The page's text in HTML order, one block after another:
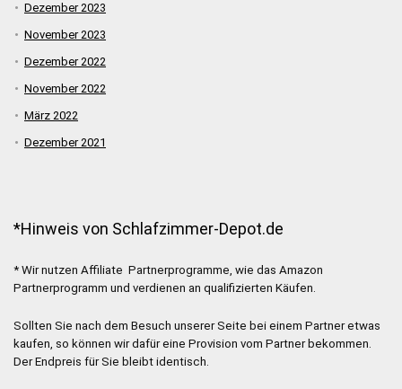
Dezember 2023
November 2023
Dezember 2022
November 2022
März 2022
Dezember 2021
*Hinweis von Schlafzimmer-Depot.de
* Wir nutzen Affiliate Partnerprogramme, wie das Amazon
Partnerprogramm und verdienen an qualifizierten Käufen.
Sollten Sie nach dem Besuch unserer Seite bei einem Partner etwas
kaufen, so können wir dafür eine Provision vom Partner bekommen.
Der Endpreis für Sie bleibt identisch.